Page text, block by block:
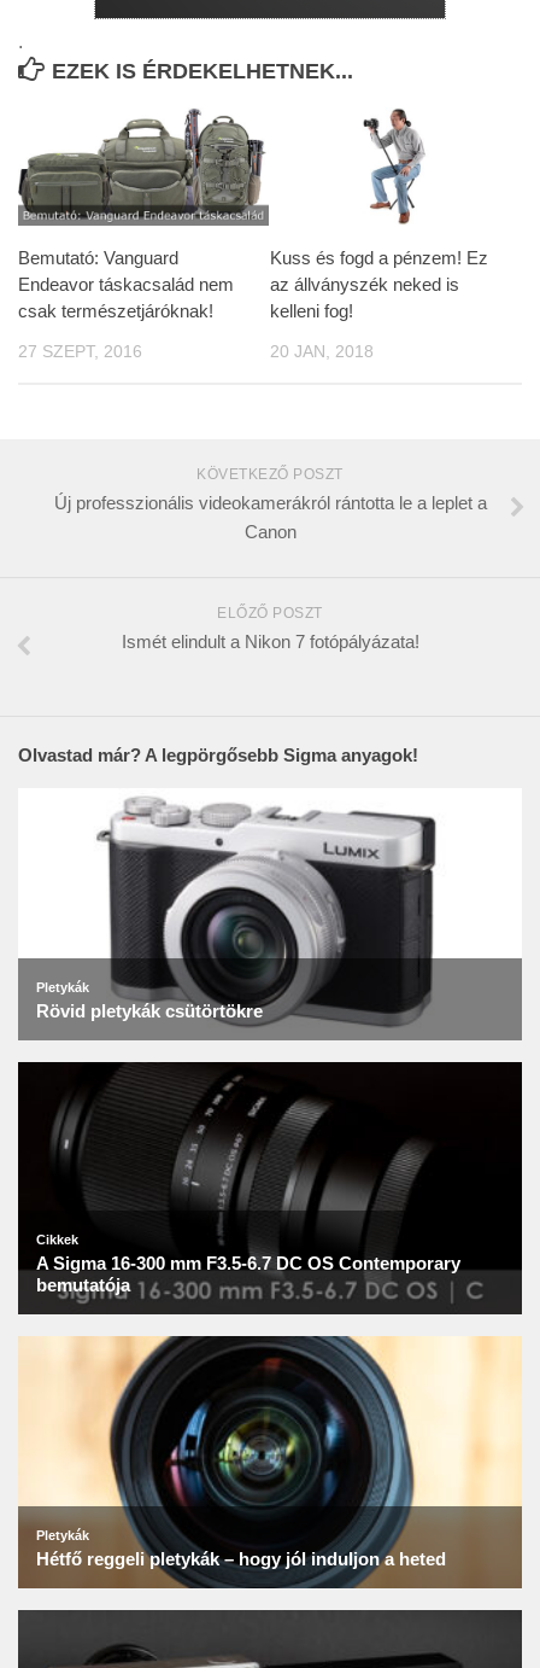
.
EZEK IS ÉRDEKELHETNEK...
Bemutató: Vanguard
Endeavor táskacsalád nem
csak természetjáróknak!
27 SZEPT, 2016
Kuss és fogd a pénzem! Ez
az állványszék neked is
kelleni fog!
20 JAN, 2018
KÖVETKEZŐ POSZT
Új professzionális videokamerákról rántotta le a leplet a
Canon
ELŐZŐ POSZT
Ismét elindult a Nikon 7 fotópályázata!
Olvastad már? A legpörgősebb Sigma anyagok!